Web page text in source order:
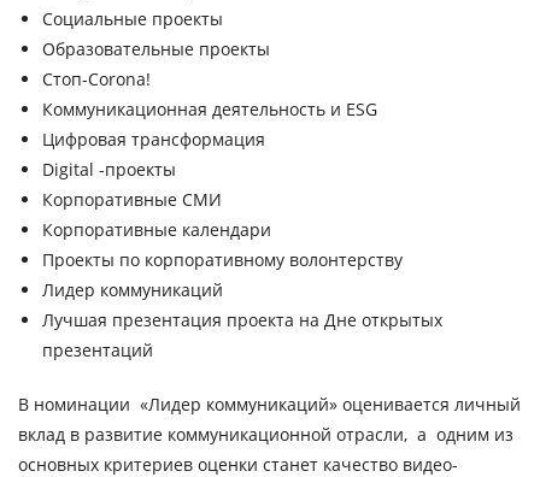
Социальные проекты
Образовательные проекты
Стоп-Corona!
Коммуникационная деятельность и ESG
Цифровая трансформация
Digital -проекты
Корпоративные СМИ
Корпоративные календари
Проекты по корпоративному волонтерству
Лидер коммуникаций
Лучшая презентация проекта на Дне открытых
презентаций
В номинации «Лидер коммуникаций» оценивается личный
вклад в развитие коммуникационной отрасли, а одним из
основных критериев оценки станет качество видео-